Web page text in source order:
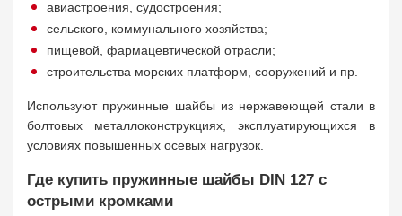
авиастроения, судостроения;
сельского, коммунального хозяйства;
пищевой, фармацевтической отрасли;
строительства морских платформ, сооружений и пр.
Используют пружинные шайбы из нержавеющей стали в
болтовых металлоконструкциях, эксплуатирующихся в
условиях повышенных осевых нагрузок.
Где купить пружинные шайбы DIN 127 с
острыми кромками